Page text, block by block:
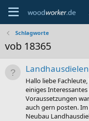
Schlagworte
vob 18365
Hallo liebe
einiges
Voraussetzungen
auch gern posten.
Neubau